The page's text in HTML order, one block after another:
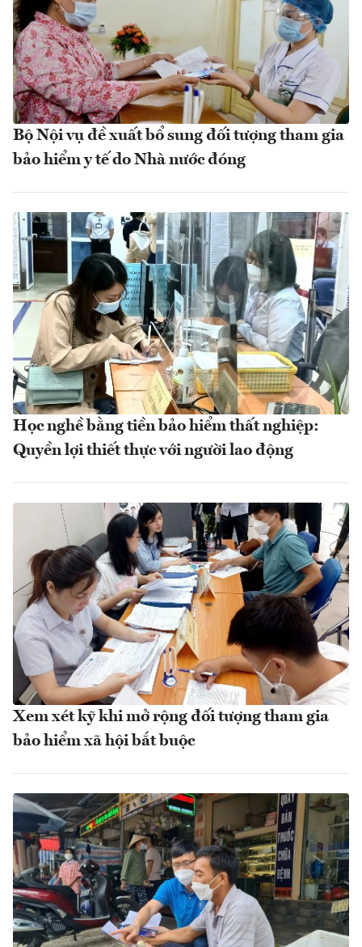
Bộ Nội vụ đề xuất bổ sung đối tượng tham gia
bảo hiểm y tế do Nhà nước đóng
Học nghề bằng tiền bảo hiểm thất nghiệp:
Quyền lợi thiết thực với người lao động
Xem xét kỹ khi mở rộng đối tượng tham gia
bảo hiểm xã hội bắt buộc